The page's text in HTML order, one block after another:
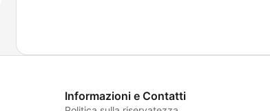
Informazioni e Contatti